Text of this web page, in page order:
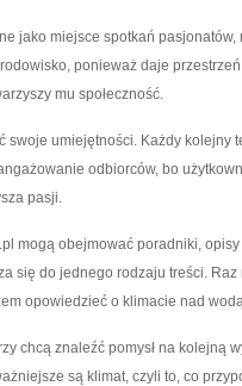
jako miejsce spotkań
ponieważ daje
mu społeczność.
swoje umiejętności. Każdy kolejny
odbiorców, bo
pasji.
mogą obejmować poradniki,
się do jednego rodzaju treści.
opowiedzieć o klimacie nad
chcą znaleźć pomysł na kolejną
są klimat, czyli to, co